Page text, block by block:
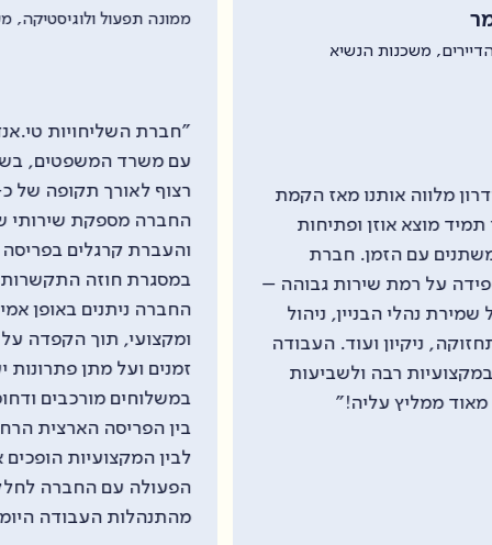
–
ממונה תפעול ולוגיסטיקה, משרד המשפטים
"חברת השליחויות טי.אנד.אם, עובדת
עם משרד המשפטים, בשיתוף פעולה
רצוף לאורך תקופה של כ-20 שנים.
החברה מספקת שירותי שליחויות
והעברת קרגלים בפריסה ארצית רחבה
במסגרת חוזה התקשרות. שירותי
החברה ניתנים באופן אמין, מהיר
ומקצועי, תוך הקפדה על עמידה בלוחות
זמנים ועל מתן פתרונות יעילים גם
במשלוחים מורכבים ודחופים… השילוב
בין הפריסה הארצית הרחבה של החברה
לבין המקצועיות הופכים את שיתוף
הפעולה עם החברה לחלק בלתי נפרד
מהתנהלות העבודה היומיומית שלנו."